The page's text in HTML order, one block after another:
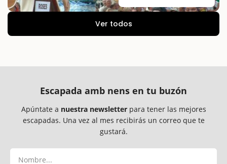
Ver todos
Escapada amb nens en tu buzón
Apúntate a nuestra newsletterpara tener las mejores
escapadas. Una vez al mes recibirás un correo que te
gustará.